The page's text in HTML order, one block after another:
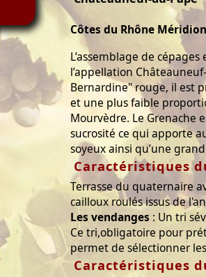
Côtes du Rhône
L’assemblage de
l’appellation
Bernardine" rouge, il est
et une plus faible
Mourvèdre. Le Grenache
sucrosité ce qui apporte
soyeux ainsi qu’une
Caractéristiques
Terrasse du quaternaire
cailloux roulés issus de
Les vendanges : Un tri
Ce tri,obligatoire pour
permet de sélectionner
Caractéristiques